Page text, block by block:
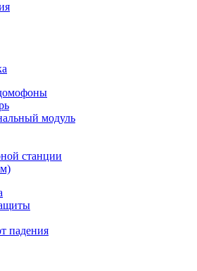
модуль
станции
падения